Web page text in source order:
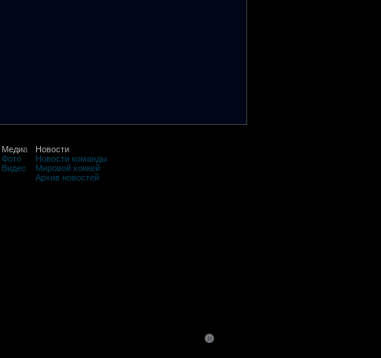
Медиа
Фото
Видео
Новости
Новости команды
Мировой хоккей
Архив новостей